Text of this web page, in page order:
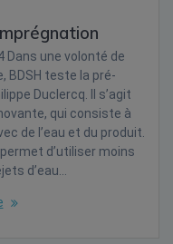
Dans une volonté de
BDSH teste la pré-
Duclercq. Il s’agit
qui consiste à
de l’eau et du produit.
d’utiliser moins
d’eau…